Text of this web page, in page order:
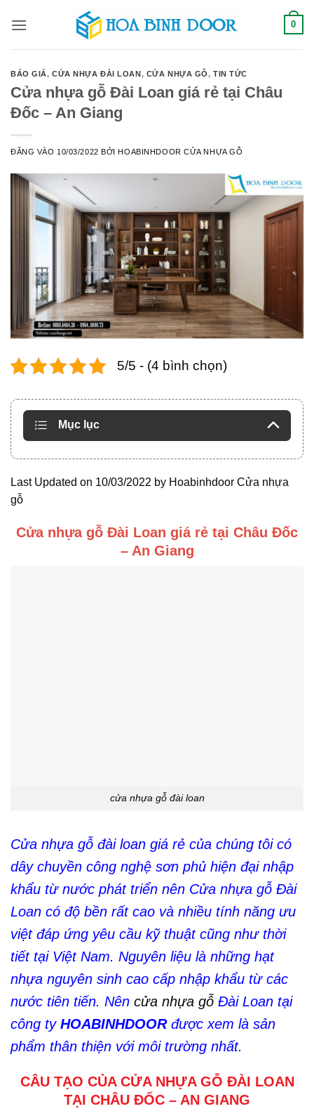
qua
0
BÁO GIÁ,CỬA NHỰA ĐÀI LOAN, CỬA NHỰA GỖ, TIN TỨC
Cửa nhựa gỗ Đài Loan giá rẻ tại Châu
Đốc – An Giang
ĐĂNG VÀO 10/03/2022 BỞIHOABINHDOOR CỬA NHỰA GỖ
5/5 - (4 bình chọn)
Mục lục
Last Updated on 10/03/2022 by Hoabinhdoor Cửa nhựa
gỗ
Cửa nhựa gỗ Đài Loan giá rẻ tại Châu Đốc
– An Giang
cửa nhựa gỗ đài loan
Cửa nhựa gỗ đài loan giá rẻ của chúng tôi có
dây chuyền công nghệ sơn phủ hiện đại nhập
khẩu từ nước phát triển nên Cửa nhựa gỗ Đài
Loan có độ bền rất cao và nhiều tính năng ưu
việt đáp ứng yêu cầu kỹ thuật cũng như thời
tiết tại Việt Nam. Nguyên liệu là những hạt
nhựa nguyên sinh cao cấp nhập khẩu từ các
nước tiên tiến. Nên cửa nhựa gỗ Đài Loan tại
công ty HOABINHDOORđược xem là sản
phẩm thân thiện với môi trường nhất.
CÂU TẠO CỦA CỬA NHỰA GỖ ĐÀI LOAN
TẠI CHÂU ĐỐC – AN GIANG